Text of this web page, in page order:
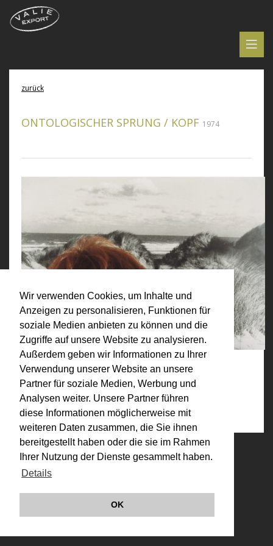
Wir verwenden Cookies, um Inhalte und
Anzeigen zu personalisieren, Funktionen für
soziale Medien anbieten zu können und die
Zugriffe auf unsere Website zu analysieren.
Außerdem geben wir Informationen zu Ihrer
Verwendung unserer Website an unsere
Partner für soziale Medien, Werbung und
Analysen weiter. Unsere Partner führen
diese Informationen möglicherweise mit
weiteren Daten zusammen, die Sie ihnen
bereitgestellt haben oder die sie im Rahmen
Ihrer Nutzung der Dienste gesammelt haben.
Details
OK
zurück
ONTOLOGISCHER SPRUNG / KOPF 1974
Kategorien:
1970-1979 (Auswahl) ,Konzeptuelle Fotografie,Werke
© VALIE EXPORT 2026
Impressum |